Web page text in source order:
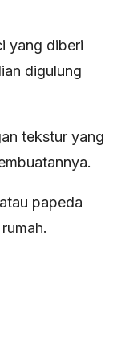
yang diberi
digulung
tekstur yang
papeda